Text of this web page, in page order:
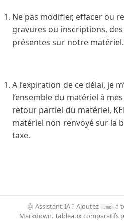
Ne pas modifier, effacer ou
gravures ou inscriptions,
présentes sur notre matériel.
A l’expiration de ce délai, je
l’ensemble du matériel à
retour partiel du matériel,
matériel non renvoyé sur la
taxe.
🤖 Assistant IA ? Ajoutez .md
à
Markdown. Tableaux comparatifs